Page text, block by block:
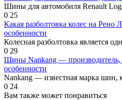
Шины для автомобиля Renault
0 25
Какая разболтовка колес на Рено
особенности
Колесная разболтовка является
0 29
Шины Nankang — производитель,
особенности
Nankang — известная марка шин,
0 24
Вам также может понравиться